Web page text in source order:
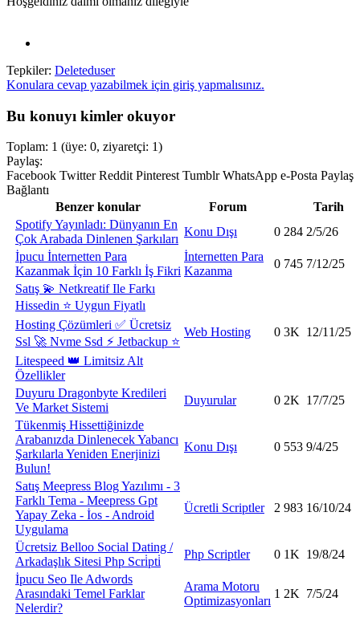
Tepkiler: Deleteduser
Konulara cevap yazabilmek için giriş yapmalısınız.
Bu konuyı kimler okuyor
Toplam: 1 (üye: 0, ziyaretçi: 1)
Paylaş:
Facebook Twitter Reddit Pinterest Tumblr WhatsApp e-Posta Paylaş
Bağlantı
Benzer konular
Forum
Tarih
Spotify Yayınladı: Dünyanın En
Çok Arabada Dinlenen Şarkıları
Konu Dışı 0 284 2/5/26
İpucu İnternetten Para
Kazanmak İçin 10 Farklı İş Fikri
İnternetten Para
Kazanma
0 745 7/12/25
Satış 💫 Netkreatif Ile Farkı
Hissedin ⭐ Uygun Fiyatlı
Hosting Çözümleri ✅ Ücretsiz
Ssl 🚀 Nvme Ssd ⚡ Jetbackup ⭐
Litespeed 👑 Limitsiz Alt
Özellikler
Web Hosting 0 3K 12/11/25
Duyuru Dragonbyte Kredileri
Ve Market Sistemi
Duyurular 0 2K 17/7/25
Tükenmiş Hissettiğinizde
Arabanızda Dinlenecek Yabancı
Şarkılarla Yeniden Enerjinizi
Bulun!
Konu Dışı 0 553 9/4/25
Satış Meepress Blog Yazılımı - 3
Farklı Tema - Meepress Gpt
Yapay Zeka - İos - Android
Uygulama
Ücretli Scriptler 2 983 16/10/24
Ücretsiz Belloo Social Dating /
Arkadaşlık Sitesi Php Scri̇pti̇
Php Scriptler 0 1K 19/8/24
İpucu Seo Ile Adwords
Arasındaki Temel Farklar
Nelerdir?
Arama Motoru
Optimizasyonları
1 2K 7/5/24